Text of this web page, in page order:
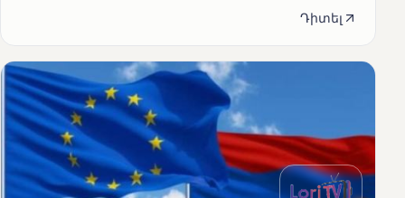
Դիտել